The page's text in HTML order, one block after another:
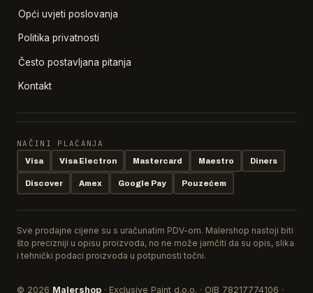
Opći uvjeti poslovanja
Politika privatnosti
Često postavljana pitanja
Kontakt
NAČINI PLAĆANJA
Visa Visa Electron Mastercard Maestro Diners
Discover Amex Google Pay Pouzećem
Sve prodajne cijene su s uračunatim PDV-om. Malershop nastoji biti
što precizniji u opisu proizvoda, no ne može jamčiti da su opis, slika
i tehnički podaci proizvoda u potpunosti točni.
© 2026 Malershop · Exclusive Paint d.o.o. · OIB 78217774106 ·